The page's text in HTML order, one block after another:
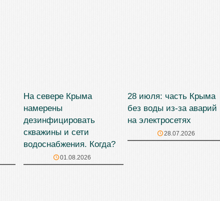
На севере Крыма
намерены
дезинфицировать
скважины и сети
водоснабжения. Когда?
01.08.2026
28 июля: часть Крыма
без воды из-за аварий
на электросетях
28.07.2026